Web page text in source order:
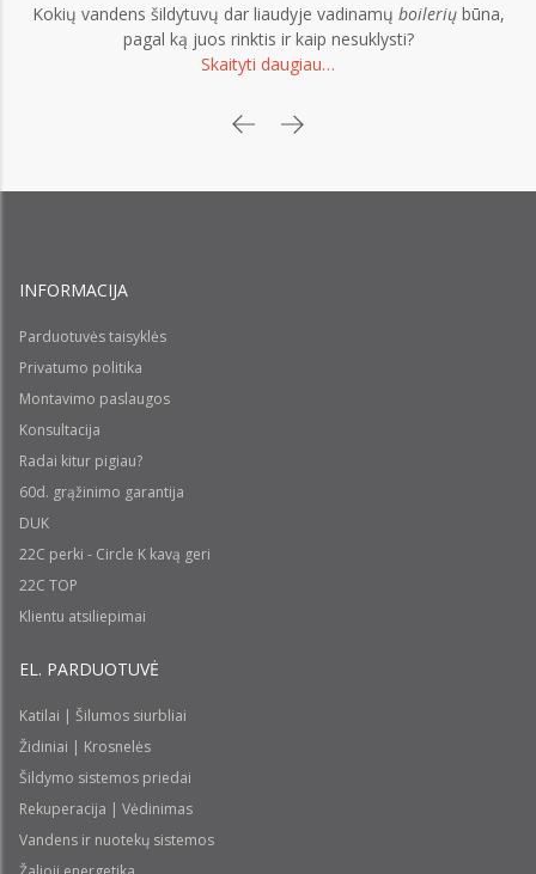
Kokių vandens šildytuvų dar liaudyje vadinamų boileriųbūna,
pagal ką juos rinktis ir kaip nesuklysti?
Skaityti daugiau…
INFORMACIJA
Parduotuvės taisyklės
Privatumo politika
Montavimo paslaugos
Konsultacija
Radai kitur pigiau?
60d. grąžinimo garantija
DUK
22C perki - Circle K kavą geri
22C TOP
Klientu atsiliepimai
EL. PARDUOTUVĖ
Katilai | Šilumos siurbliai
Židiniai | Krosnelės
Šildymo sistemos priedai
Rekuperacija | Vėdinimas
Vandens ir nuotekų sistemos